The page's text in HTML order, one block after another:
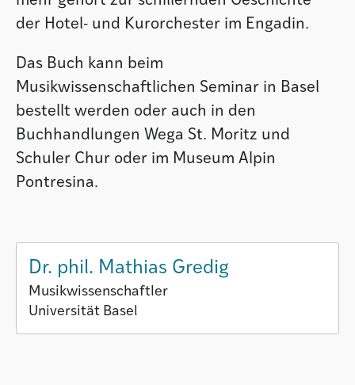
der Hotel- und Kurorchester im Engadin.
Das Buch kann beim
Musikwissenschaftlichen Seminar in Basel
bestellt werden oder auch in den
Buchhandlungen Wega St. Moritz und
Schuler Chur oder im Museum Alpin
Pontresina.
Dr. phil. Mathias Gredig
Musikwissenschaftler
Universität Basel